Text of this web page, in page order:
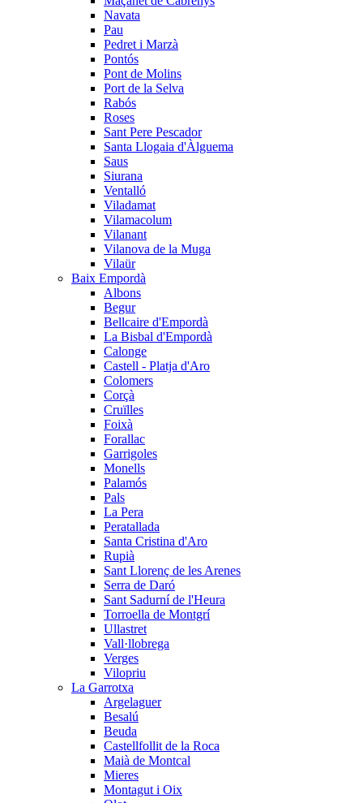
Navata
Pau
Pedret i Marzà
Pontós
Pont de Molins
Port de la Selva
Rabós
Roses
Sant Pere Pescador
Santa Llogaia d'Àlguema
Saus
Siurana
Ventalló
Viladamat
Vilamacolum
Vilanant
Vilanova de la Muga
Vilaür
Baix Empordà
Albons
Begur
Bellcaire d'Empordà
La Bisbal d'Empordà
Calonge
Castell - Platja d'Aro
Colomers
Corçà
Cruïlles
Foixà
Forallac
Garrigoles
Monells
Palamós
Pals
La Pera
Peratallada
Santa Cristina d'Aro
Rupià
Sant Llorenç de les Arenes
Serra de Daró
Sant Sadurní de l'Heura
Torroella de Montgrí
Ullastret
Vall·llobrega
Verges
Vilopriu
La Garrotxa
Argelaguer
Besalú
Beuda
Castellfollit de la Roca
Maià de Montcal
Mieres
Montagut i Oix